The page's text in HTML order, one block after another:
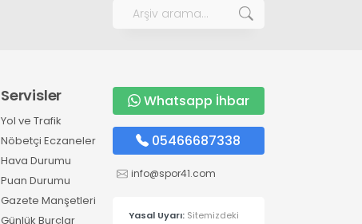
Servisler
Yol ve Trafik
Nöbetçi Eczaneler
Hava Durumu
Puan Durumu
Gazete Manşetleri
Günlük Burçlar
Whatsapp İhbar
05466687338
info@spor41.com
Yasal Uyarı: Sitemizdeki